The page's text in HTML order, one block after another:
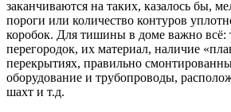
заканчиваются на таких, казалось бы,
пороги или количество контуров
коробок. Для тишины в доме важно всё:
перегородок, их материал, наличие
перекрытиях, правильно
оборудование и трубопроводы,
шахт и т.д.